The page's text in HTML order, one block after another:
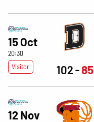
15 Oct
20:30
Visitor
102 85
12 Nov